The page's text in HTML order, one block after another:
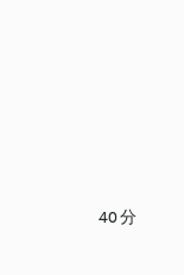
40 分